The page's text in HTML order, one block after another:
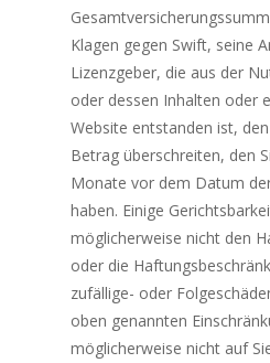
Klagen gegen Swift, seine
Lizenzgeber, die aus der
oder dessen Inhalten oder
Website entstanden ist,
Betrag überschreiten, den
Monate vor dem Datum
haben. Einige
möglicherweise nicht den
oder die
zufällige- oder
oben genannten
möglicherweise nicht auf